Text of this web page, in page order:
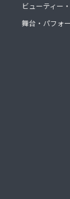
ビューティー
舞台・パフォ